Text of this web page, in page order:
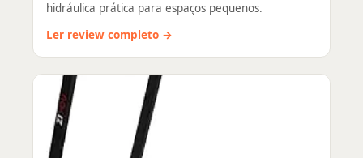
hidráulica prática para espaços pequenos.
Ler review completo →